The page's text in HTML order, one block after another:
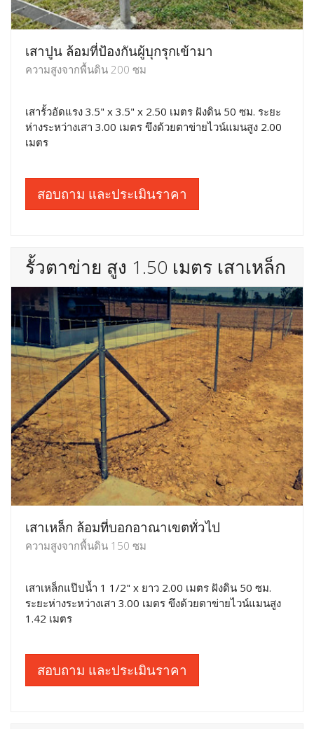
เสาปูน ล้อมที่ป้องกันผู้บุกรุกเข้ามา
ความสูงจากพื้นดิน 200 ซม
เสารั้วอัดแรง 3.5" x 3.5" x 2.50 เมตร ฝังดิน 50 ซม. ระยะ
ห่างระหว่างเสา 3.00 เมตร ขึงด้วยตาข่ายไวน์แมนสูง 2.00
เมตร
สอบถาม และประเมินราคา
รั้วตาข่าย สูง 1.50 เมตร เสาเหล็ก
เสาเหล็ก ล้อมที่บอกอาณาเขตทั่วไป
ความสูงจากพื้นดิน 150 ซม
เสาเหล็กแป๊ปน้ำ 1 1/2" x ยาว 2.00 เมตร ฝังดิน 50 ซม.
ระยะห่างระหว่างเสา 3.00 เมตร ขึงด้วยตาข่ายไวน์แมนสูง
1.42 เมตร
สอบถาม และประเมินราคา